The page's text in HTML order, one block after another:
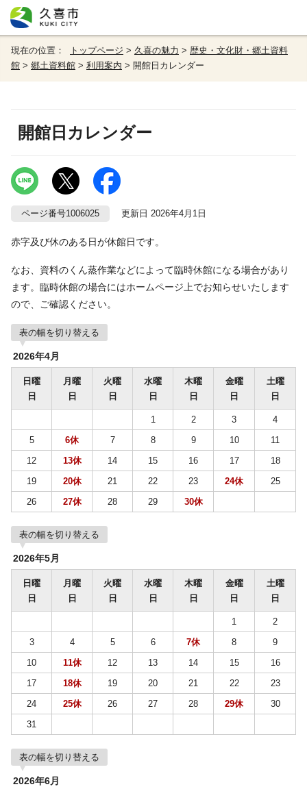
現在の位置： トップページ > 久喜の魅力 > 歴史・文化財・郷土資料
館 > 郷土資料館 > 利用案内 > 開館日カレンダー
開館日カレンダー
ページ番号1006025 更新日 2026年4月1日
赤字及び休のある日が休館日です。
なお、資料のくん蒸作業などによって臨時休館になる場合があり
ます。臨時休館の場合にはホームページ上でお知らせいたします
ので、ご確認ください。
表の幅を切り替える
2026年4月
日曜
日
月曜
日
火曜
日
水曜
日
木曜
日
金曜
日
土曜
日
1 2 3
4
5
6休 7 8 9 10
11
12
13休 14 15 16 17
18
19
20休 21 22 23 24休
25
26
27休 28 29 30休
表の幅を切り替える
2026年5月
日曜
日
月曜
日
火曜
日
水曜
日
木曜
日
金曜
日
土曜
日
1
2
3
4 5 6 7休 8
9
10
11休 12 13 14 15
16
17
18休 19 20 21 22
23
24
25休 26 27 28 29休
30
31
表の幅を切り替える
2026年6月